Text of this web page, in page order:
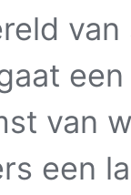
van
een